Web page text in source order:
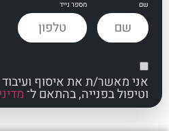
ת את איסוף ועיבוד פרטיי
בפנייה, בהתאם ל־מדיניות